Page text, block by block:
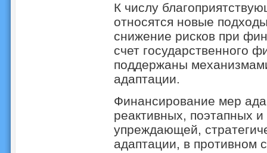
К числу
относятся новые
снижение рисков при
счет государственного
поддержаны
адаптации.
Финансирование мер
реактивных, поэтапных
упреждающей,
адаптации, в противном